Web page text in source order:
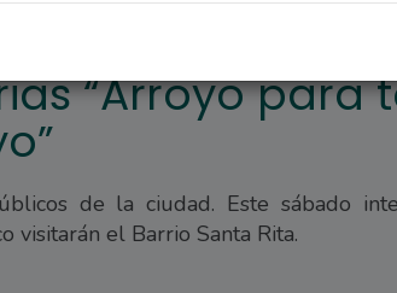
“Arroyo para
de la ciudad. Este sábado
visitarán el Barrio Santa Rita.